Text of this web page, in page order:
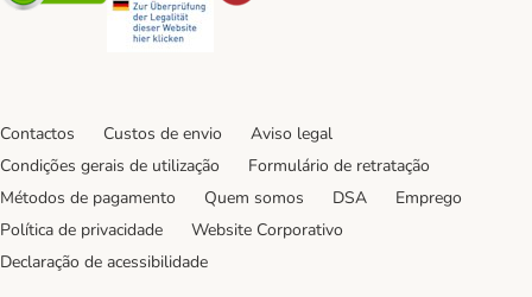
Contactos Custos de envio
Aviso legal
Condições gerais de utilização
Formulário de retratação
Métodos de pagamento
Quem somos DSA
Emprego
Política de privacidade
Website Corporativo
Declaração de acessibilidade